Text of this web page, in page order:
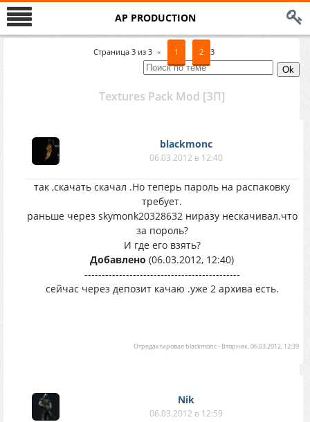
AP PRODUCTION
Страница 3 из 3 « 1 2 3
Textures Pack Mod [ЗП]
blackmonc
06.03.2012 в 12:40
так ,скачать скачал .Но теперь пароль на распаковку
требует.
раньше через skymonk20328632 ниразу нескачивал.что
за пороль?
И где его взять?
Добавлено (06.03.2012, 12:40)
---------------------------------------------
сейчас через депозит качаю .уже 2 архива есть.
Отредактировал blackmonc- Вторник, 06.03.2012, 12:39
Nik
06.03.2012 в 12:59